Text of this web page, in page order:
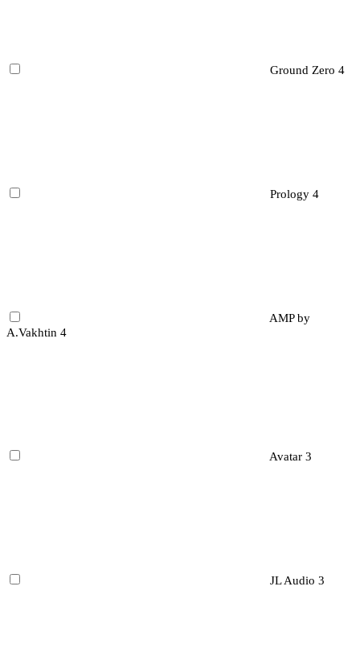
Ground Zero 4
Prology 4
AMP by
A.Vakhtin 4
Avatar 3
JL Audio 3